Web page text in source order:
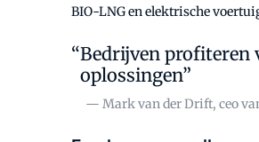
BIO-LNG en elektrische
Bedrijven profiteren
oplossingen”
— Mark van der Drift, ceo